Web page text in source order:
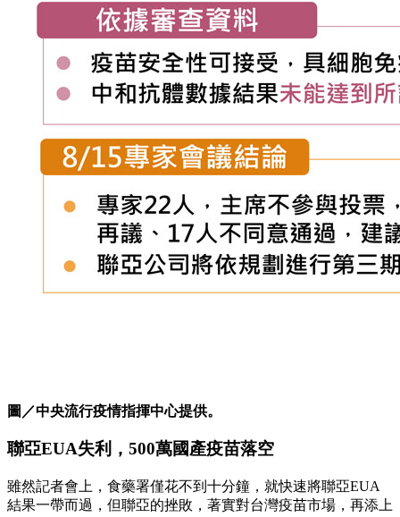
圖／中央流行疫情指揮中心提供。
聯亞EUA失利，500萬國產疫苗落空
雖然記者會上，食藥署僅花不到十分鐘，就快速將聯亞EUA
結果一帶而過，但聯亞的挫敗，著實對台灣疫苗市場，再添上